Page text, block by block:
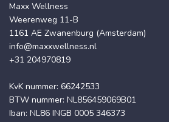
Maxx Wellness
Weerenweg 11-B
1161 AE Zwanenburg (Amsterdam)
info@maxxwellness.nl
+31 204970819
KvK nummer: 66242533
BTW nummer: NL856459069B01
Iban: NL86 INGB 0005 346373